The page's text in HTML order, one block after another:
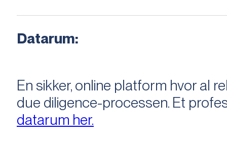
Datarum:
En sikker, online platform hvor al
due diligence-processen. Et
datarum her.